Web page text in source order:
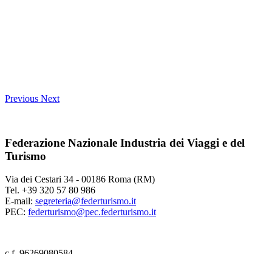
Previous Next
Federazione Nazionale Industria dei Viaggi e del
Turismo
Via dei Cestari 34 - 00186 Roma (RM)
Tel. +39 320 57 80 986
E-mail: segreteria@federturismo.it
PEC: federturismo@pec.federturismo.it